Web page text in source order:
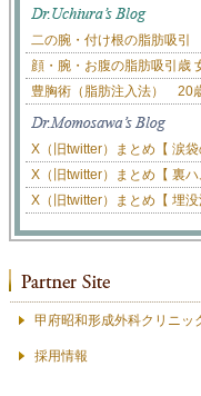
二の腕・付け根の脂肪吸
顔・腕・お腹の脂肪吸引歳
豊胸術（脂肪注入法） 20
X（旧twitter）まとめ【 涙袋
X（旧twitter）まとめ【 裏
X（旧twitter）まとめ【 埋没
甲府昭和形成外科クリニッ
採用情報